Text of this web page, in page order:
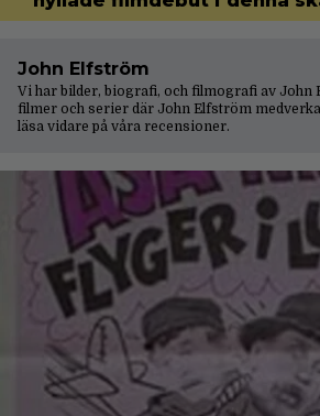
John Elfström
Vi har bilder, biografi, och filmografi av John
filmer och serier där John Elfström
läsa vidare på våra recensioner.